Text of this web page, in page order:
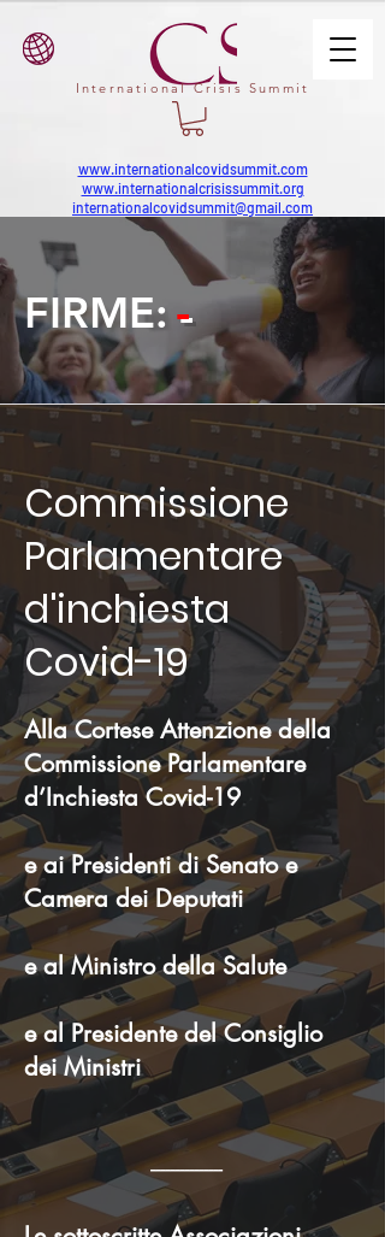
International Crisis Summit
www.internationalcovidsummit.com
www.internationalcrisissummit.org
internationalcovidsummit@gmail.com
-
FIRME:
Commissione
Parlamentare
d'inchiesta
Covid-19
Alla Cortese Attenzione della
Commissione Parlamentare
d’Inchiesta Covid-19
e ai Presidenti di Senato e
Camera dei Deputati
e al Ministro della Salute
e al Presidente del Consiglio
dei Ministri
---------------